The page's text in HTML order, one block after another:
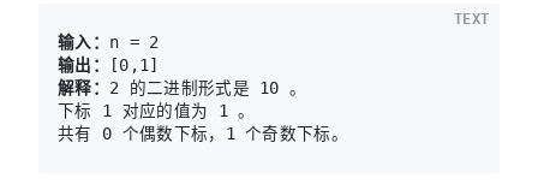
输入：
输出：
解释： 2 的二进制形式是 10 。
下标 1 对应的值为 1 。
TEXT